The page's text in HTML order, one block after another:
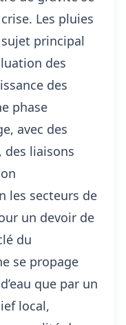
Les pluies
principal
des
des
phase
avec des
des liaisons
les secteurs de
un devoir de
du
se propage
que par un
local,